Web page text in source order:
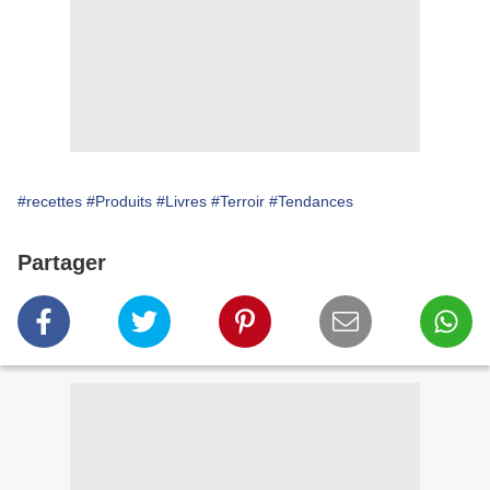
#recettes #Produits #Livres #Terroir #Tendances
Partager